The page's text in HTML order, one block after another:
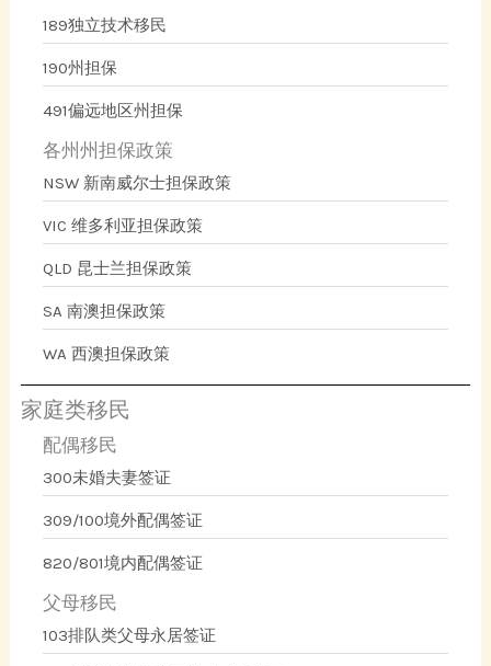
189独立技术移民
190州担保
491偏远地区州担保
各州州担保政策
NSW 新南威尔士担保政策
VIC 维多利亚担保政策
QLD 昆士兰担保政策
SA 南澳担保政策
WA 西澳担保政策
家庭类移民
配偶移民
300未婚夫妻签证
309/100境外配偶签证
820/801境内配偶签证
父母移民
103排队类父母永居签证